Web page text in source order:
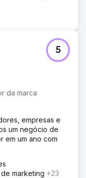
109%, as
real, permitindo uma
de marketing
da marca
5
empresas e
um negócio de
em um ano com
marketing +23